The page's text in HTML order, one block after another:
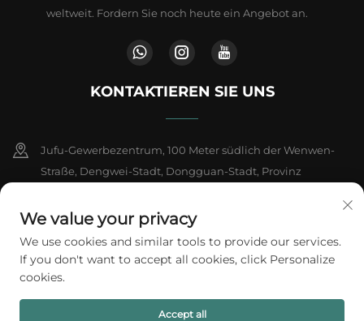
weltweit. Fordern Sie noch heute ein Angebot an.
KONTAKTIEREN SIE UNS
Jufu-Gewerbezentrum, 100 Meter südlich der Wenwen-
Straße, Dengwei-Stadt, Dongguan-Stadt, Provinz
+86-18802602550
[email protected]
Copyright © 2026 A1 Packing Co., Ltd. Alle Rechte vorbehalten.
We value your privacy
We use cookies and similar tools to provide our services.
If you don't want to accept all cookies, click Personalize
cookies.
Accept all